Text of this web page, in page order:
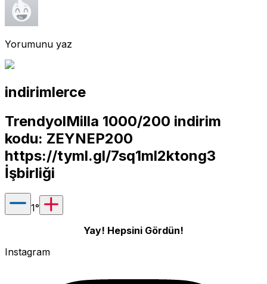
Yorumunu yaz
indirimlerce
TrendyolMilla 1000/200 indirim
kodu: ZEYNEP200
https://tyml.gl/7sq1ml2ktong3
İşbirliği
1°
Yay! Hepsini Gördün!
Instagram